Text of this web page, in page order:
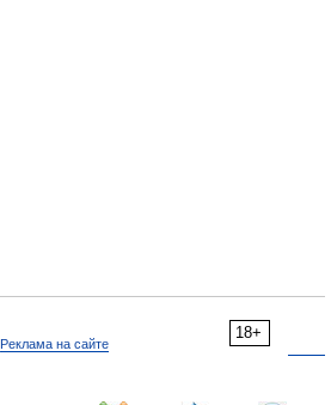
18+
Реклама на сайте